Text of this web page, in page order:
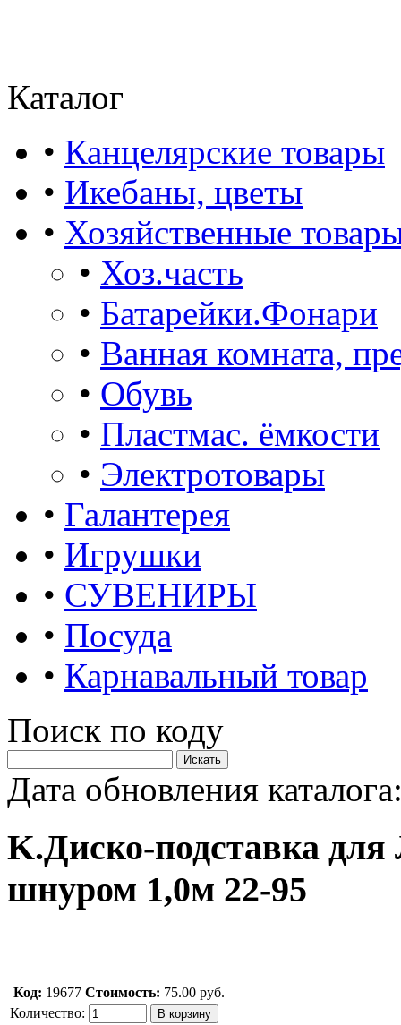
Каталог
• Канцелярские товары
• Икебаны, цветы
• Хозяйственные
• Хоз.часть
• Батарейки.Фонари
• Ванная комната,
• Обувь
• Пластмас. ёмкости
• Электротовары
• Галантерея
• Игрушки
• СУВЕНИРЫ
• Посуда
• Карнавальный товар
Поиск по коду
Дата обновления
K.Диско-подставка
шнуром 1,0м 22-95
Код: 19677 Стоимость: 75.00 руб.
Количество: